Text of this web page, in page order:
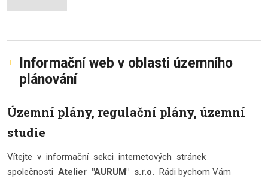
Informační web v oblasti územního
plánování
Územní plány, regulační plány, územní
studie
Vítejte v informační sekci internetových stránek
společnosti Atelier "AURUM" s.r.o. Rádi bychom Vám